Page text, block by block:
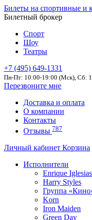
Билеты на спортивные и
Билетный брокер
Спорт
Шоу
Театры
+7 (495) 649-1331
Пн-Пт: 10:00-19:00 (Мск), Сб:
Перезвоните мне
Доставка и оплата
О компании
Контакты
Отзывы 787
Личный кабинет Корзина
Исполнители
Enrique Iglesias
Harry Styles
Группа
Korn
Iron Maiden
Green Day